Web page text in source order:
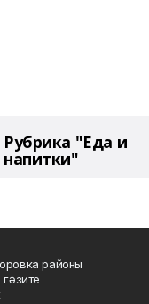
Рубрика "Еда и
напитки"
районы